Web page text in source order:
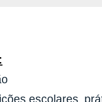
escolares,